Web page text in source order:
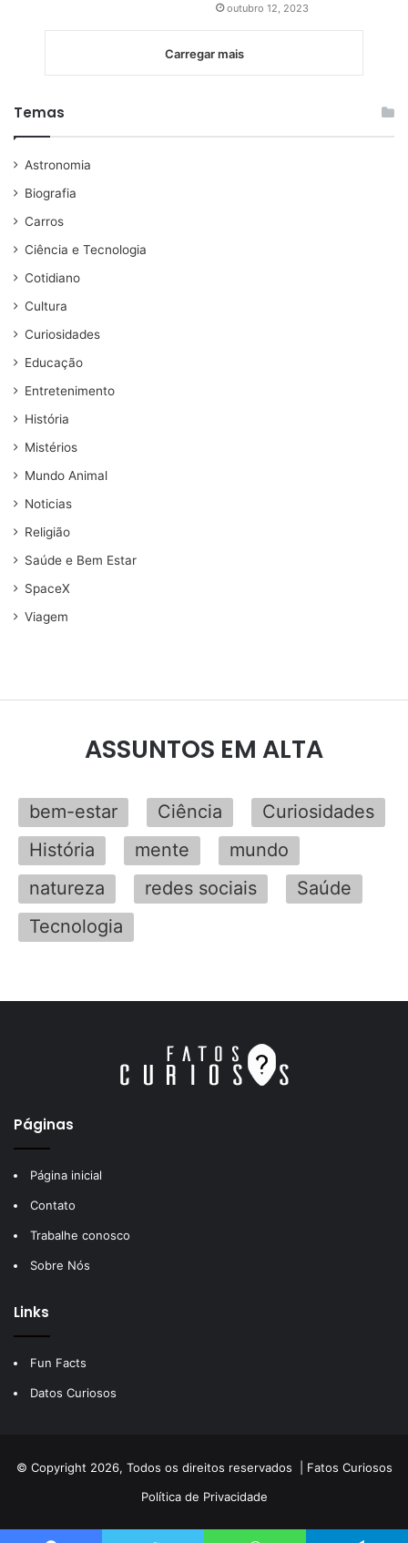
outubro 12, 2023
Carregar mais
Temas
Astronomia
Biografia
Carros
Ciência e Tecnologia
Cotidiano
Cultura
Curiosidades
Educação
Entretenimento
História
Mistérios
Mundo Animal
Noticias
Religião
Saúde e Bem Estar
SpaceX
Viagem
ASSUNTOS EM ALTA
bem-estar Ciência
Curiosidades
História
mente
mundo
natureza
redes sociais
Saúde
Tecnologia
Páginas
Página inicial
Contato
Trabalhe conosco
Sobre Nós
Links
Fun Facts
Datos Curiosos
© Copyright 2026, Todos os direitos reservados | Fatos Curiosos
Política de Privacidade